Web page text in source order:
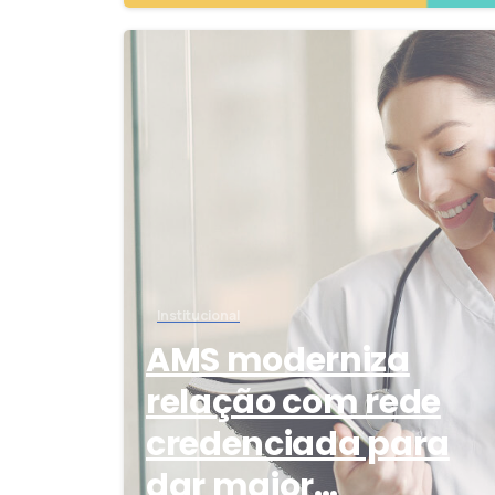
Institucional
AMS moderniza
relação com rede
credenciada para